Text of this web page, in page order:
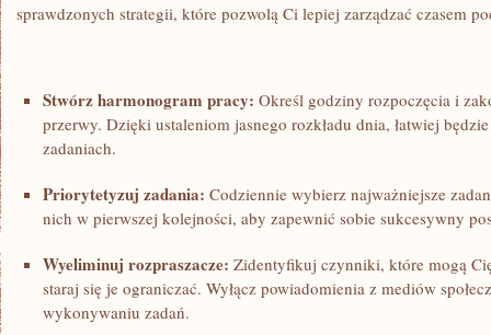
sprawdzonych strategii, które⁣ pozwolą⁤ Ci lepiej zarządzać ​czasem
Stwórz harmonogram⁣ pracy: Określ godziny rozpoczęcia i
przerwy. Dzięki ustaleniom jasnego​ rozkładu dnia, łatwiej
zadaniach.
Priorytetyzuj⁤ zadania: ​Codziennie wybierz najważniejsze
nich w pierwszej kolejności, aby zapewnić sobie sukcesywny
Wyeliminuj rozpraszacze: Zidentyfikuj czynniki, które mogą
staraj się je ograniczać. Wyłącz powiadomienia z mediów
wykonywaniu zadań.